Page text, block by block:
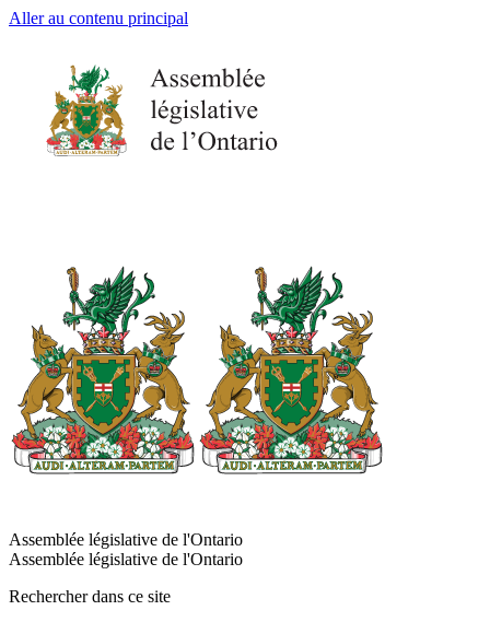
Aller au contenu principal
Assemblée législative de l'Ontario
Assemblée législative de l'Ontario
Rechercher dans ce site